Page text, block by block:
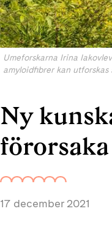
Umeforskarna Irina
amyloidfibrer kan
Ny
17 december 2021